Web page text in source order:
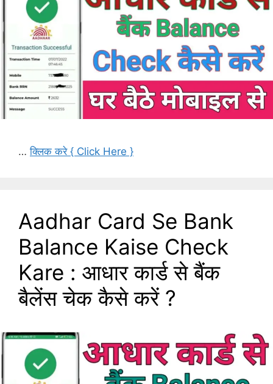
…क्लिक करे { Click Here }
Aadhar Card Se Bank
Balance Kaise Check
Kare : आधार कार्ड से बैंक
बैलेंस चेक कैसे करें ?